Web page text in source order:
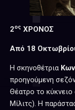
2ος ΧΡΟΝΟΣ
Από 18
Η σκηνοθέτρια
προηγούμενη
Θέατρο το κύκνειο
Μίλιτς). Η